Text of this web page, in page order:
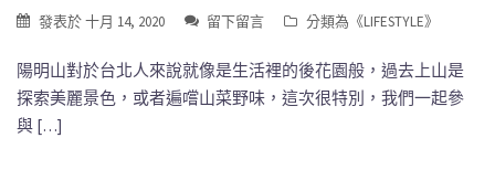
發表於十月 14, 2020 留下留言 分類為《LIFESTYLE》
陽明山對於台北人來說就像是生活裡的後花園般，過去上山是
探索美麗景色，或者遍嚐山菜野味，這次很特別，我們一起參
與 […]